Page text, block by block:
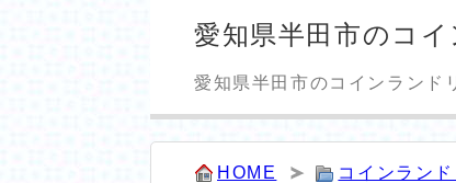
愛知県半田市のコ
愛知県半田市のコインランド
HOME コインラン